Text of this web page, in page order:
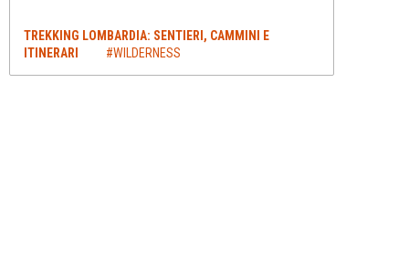
TREKKING LOMBARDIA: SENTIERI, CAMMINI E
ITINERARI
#WILDERNESS